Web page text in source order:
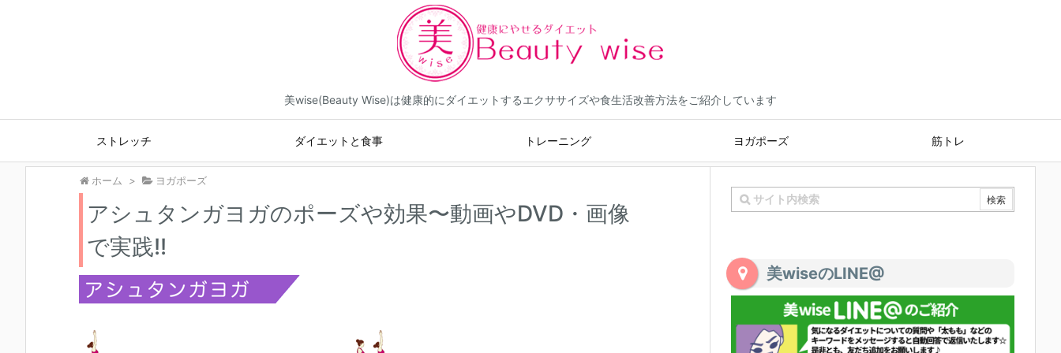
美wise(Beauty Wise)は健康的にダイエットするエクササイズや食生活改善方法をご紹介しています
ストレッチ ダイエットと食事 トレーニング ヨガポーズ 筋トレ
ホーム > ヨガポーズ
アシュタンガヨガのポーズや効果〜動画やDVD・画像
で実践!!
美wiseのLINE@